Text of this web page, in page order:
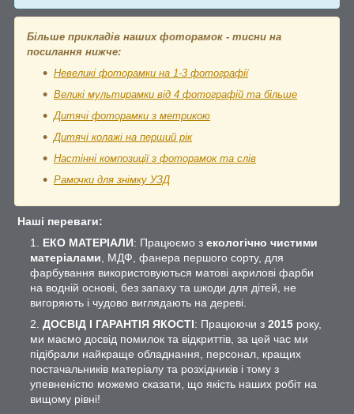
Більше прикладів наших фоторамок - тисни на
посилання нижче:
Невеликі фоторамки на 1-3 фотографії
Великі мультирамки від 4 фотографій та більше
Дитячі фоторамки з метрикою
Дитячі колажі на перший рік
Настінні композиції з фоторамок та слів
Рамочки для знімку УЗД
Наші переваги:
ЕКО МАТЕРІАЛИ: Працюємо з екологічно чистими
матеріалами , МДФ, фанера першого сорту, для
фарбування використовуються матові акрилові фарби
на водній основі, без запаху та шкоди для дітей, не
вигоряють і чудово виглядають на дереві.
ДОСВІД І ГАРАНТІЯ ЯКОСТІ: Працюючи з 2015 року,
ми маємо досвід помилок та відкриттів, за цей час ми
підібрали найкраще обладнання, персонал, кращих
постачальників матеріалу та розхідників і тому з
упевненістю можемо сказати, що якість наших робіт на
вищому рівні!